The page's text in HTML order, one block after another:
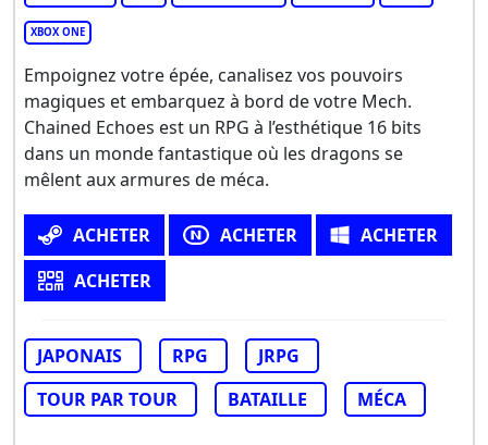
XBOX ONE
Empoignez votre épée, canalisez vos pouvoirs
magiques et embarquez à bord de votre Mech.
Chained Echoes est un RPG à l’esthétique 16 bits
dans un monde fantastique où les dragons se
mêlent aux armures de méca.
ACHETER ACHETER
ACHETER
ACHETER
JAPONAIS RPG
JRPG
TOUR PAR TOUR
BATAILLE MÉCA